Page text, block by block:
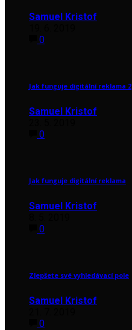
Samuel Kristof
0
Jak funguje digitální reklama 2
Samuel Kristof
0
Jak funguje digitální reklama
Samuel Kristof
0
Zlepšete své vyhledávací pole
Samuel Kristof
0